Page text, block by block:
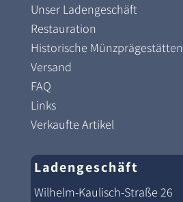
Unser Ladengeschäft
Restauration
Historische Münzprägestätten
Versand
FAQ
Links
Verkaufte Artikel
Ladengeschäft
Wilhelm-Kaulisch-Straße 26